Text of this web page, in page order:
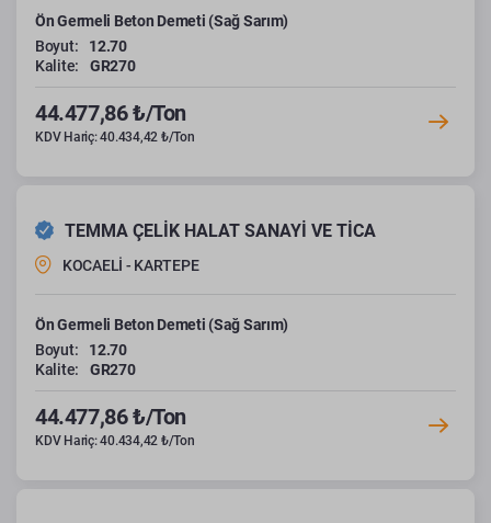
Ön Germeli Beton Demeti (Sağ Sarım)
Boyut:
12.70
Kalite:
GR270
44.477,86 ₺/Ton
KDV Hariç: 40.434,42 ₺/Ton
TEMMA ÇELİK HALAT SANAYİ VE TİCA
KOCAELİ - KARTEPE
Ön Germeli Beton Demeti (Sağ Sarım)
Boyut:
12.70
Kalite:
GR270
44.477,86 ₺/Ton
KDV Hariç: 40.434,42 ₺/Ton